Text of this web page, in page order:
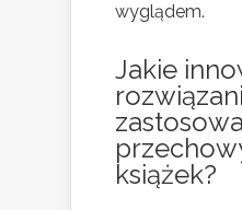
wyglądem.
Jakie
książek?